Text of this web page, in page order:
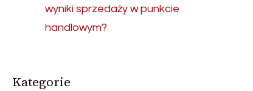
wyniki sprzedaży w punkcie
handlowym?
Kategorie